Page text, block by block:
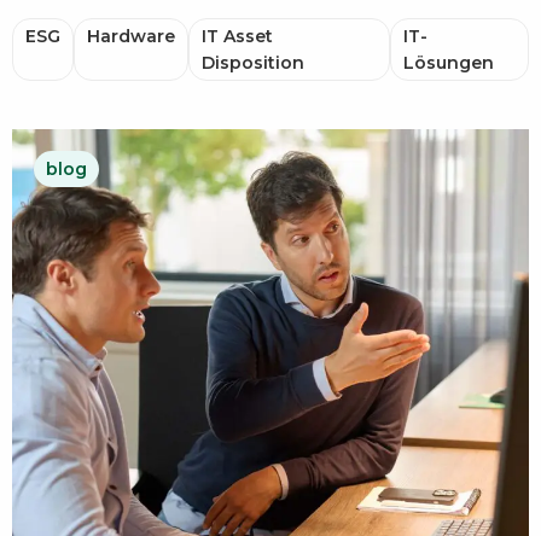
ESG Hardware
IT Asset
Disposition
IT-
Lösungen
blog